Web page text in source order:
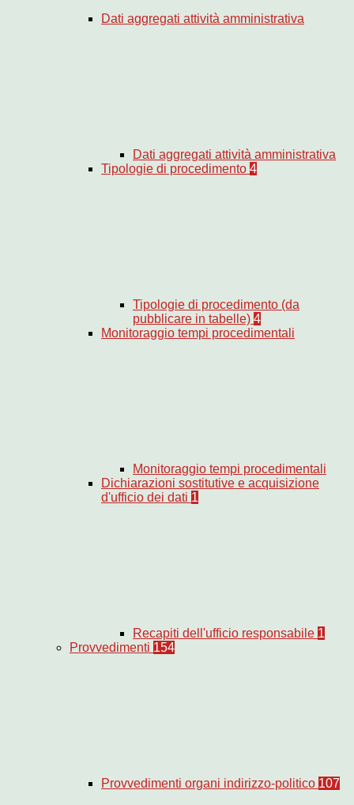
Dati aggregati attività amministrativa
Dati aggregati attività amministrativa
Tipologie di procedimento 4
Tipologie di procedimento (da
pubblicare in tabelle) 4
Monitoraggio tempi procedimentali
Monitoraggio tempi procedimentali
Dichiarazioni sostitutive e acquisizione
d'ufficio dei dati 1
Recapiti dell'ufficio responsabile 1
Provvedimenti 154
Provvedimenti organi indirizzo-politico 107